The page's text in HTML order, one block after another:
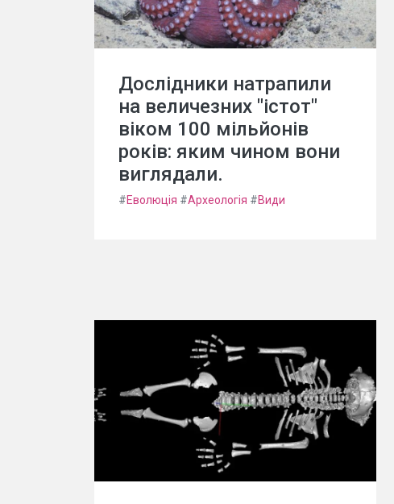
Дослідники натрапили
на величезних "істот"
віком 100 мільйонів
років: яким чином вони
виглядали.
#Еволюція #Археологія #Види